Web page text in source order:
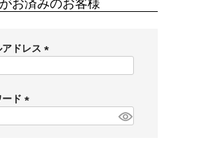
お済みのお客様
アドレス
)
ド